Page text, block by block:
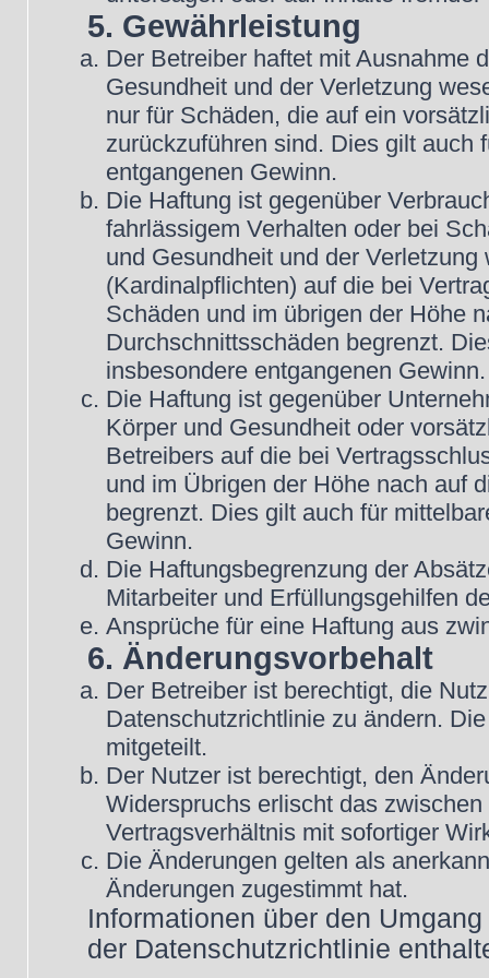
5. Gewährleistung
Der Betreiber haftet mit Ausnahme
Gesundheit und der Verletzung
nur für Schäden, die auf ein
zurückzuführen sind. Dies gilt auch
entgangenen Gewinn.
Die Haftung ist gegenüber
fahrlässigem Verhalten oder bei
und Gesundheit und der
(Kardinalpflichten) auf die bei
Schäden und im übrigen der Höhe
Durchschnittsschäden begrenzt.
insbesondere entgangenen Gewinn.
Die Haftung ist gegenüber
Körper und Gesundheit oder
Betreibers auf die bei
und im Übrigen der Höhe nach auf
begrenzt. Dies gilt auch für
Gewinn.
Die Haftungsbegrenzung der
Mitarbeiter und Erfüllungsgehilfen
Ansprüche für eine Haftung aus
6. Änderungsvorbehalt
Der Betreiber ist berechtigt, die
Datenschutzrichtlinie zu ändern.
mitgeteilt.
Der Nutzer ist berechtigt, den
Widerspruchs erlischt das
Vertragsverhältnis mit sofortiger
Die Änderungen gelten als
Änderungen zugestimmt hat.
Informationen über den
der Datenschutzrichtlinie